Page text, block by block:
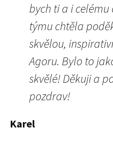
bych ti a i
týmu chtěla
skvělou,
Agoru. Bylo to
skvělé! Děkuji a
pozdrav!
Karel